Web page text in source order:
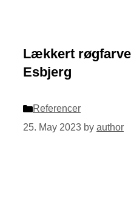
Lækkert
Esbjerg
Categories
Referencer
25. May 2023 by author